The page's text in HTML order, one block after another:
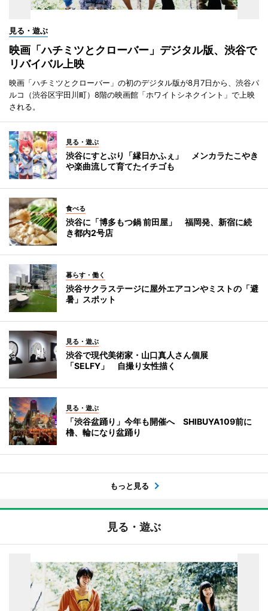
見る・遊ぶ
映画「ハチミツとクローバー」デジタル版、渋谷で
リバイバル上映
映画「ハチミツとクローバー」の初のデジタル版が8月7日から、渋谷パ
ルコ（渋谷区宇田川町）8階の映画館「ホワイトシネクイント」で上映
される。
見る・遊ぶ
渋谷にすとぷり「縁日かふぇ」 メンカラたこやき
や楽曲流して育てたイチゴも
食べる
渋谷に「博多もつ鍋 前田屋」 福岡発、新宿に続
き都内2号店
暮らす・働く
渋谷サクラステージに屋外エアコンやミストの「避
暑」スポット
見る・遊ぶ
渋谷で現代美術家・山口真人さん個展
「SELFY」 自撮り女性描く
見る・遊ぶ
「渋谷盆踊り」今年も開催へ SHIBUYA109前に
櫓、輪になり盆踊り
もっと見る
見る・遊ぶ